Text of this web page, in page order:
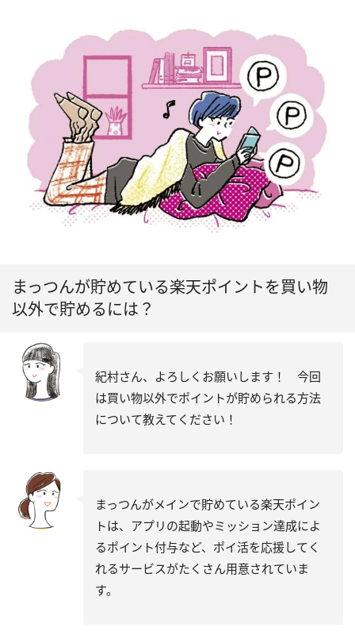
まっつんが貯めている楽天ポイントを買い物
以外で貯めるには？
紀村さん、よろしくお願いします！ 今回
は買い物以外でポイントが貯められる方法
について教えてください！
まっつんがメインで貯めている楽天ポイン
トは、アプリの起動やミッション達成によ
るポイント付与など、ポイ活を応援してく
れるサービスがたくさん用意されていま
す。